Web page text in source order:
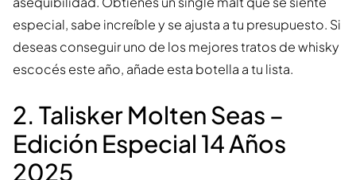
especial, sabe increíble y se ajusta a tu presupuesto. Si
deseas conseguir uno de los mejores tratos de whisky
escocés este año, añade esta botella a tu lista.
2. Talisker Molten Seas –
Edición Especial 14 Años
2025